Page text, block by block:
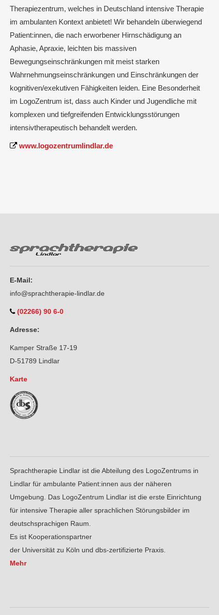
Therapiezentrum, welches in Deutschland intensive Therapie
im ambulanten Kontext anbietet! Wir behandeln überwiegend
Patient:innen, die nach erworbener Hirnschädigung an
Aphasie, Apraxie, leichten bis massiven
Bewegungseinschränkungen mit meist starken
Wahrnehmungseinschränkungen und Einschränkungen der
kognitiven/exekutiven Fähigkeiten leiden. Eine Besonderheit
im LogoZentrum ist, dass auch Kinder und Jugendliche mit
komplexen und tiefgreifenden Entwicklungsstörungen
intensivtherapeutisch behandelt werden.
www.logozentrumlindlar.de
E-Mail:
info@sprachtherapie-lindlar.de
(02266) 90 6-0
Adresse:
Kamper Straße 17-19
D-51789 Lindlar
Karte
Sprachtherapie Lindlar ist die Abteilung des LogoZentrums in
Lindlar für ambulante Patient:innen aus der näheren
Umgebung. Das LogoZentrum Lindlar ist die erste Einrichtung
für intensive Therapie aller sprachlichen Störungsbilder im
deutschsprachigen Raum.
Es ist Kooperationspartner
der Universität zu Köln und dbs-zertifizierte Praxis.
Mehr